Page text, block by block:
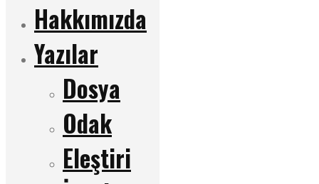
Hakkımızda
Yazılar
Dosya
Odak
Eleştiri